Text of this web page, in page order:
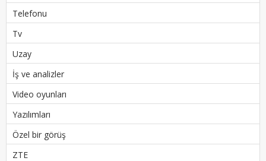
Telefonu
Tv
Uzay
İş ve analizler
Video oyunları
Yazılımları
Özel bir görüş
ZTE